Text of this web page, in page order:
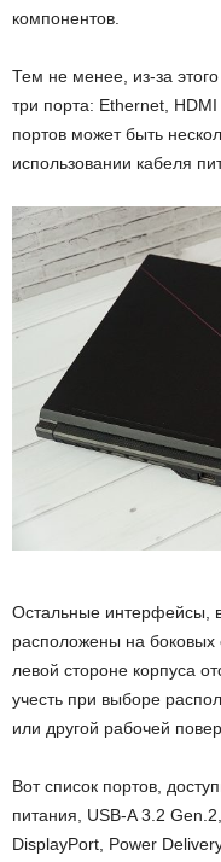
компонентов.
Тем не менее, из-за
три порта: Ethernet,
портов может быть
использовании кабеля
Остальные интерфейсы,
расположены на боковых
левой стороне корпуса
учесть при выборе
или другой рабочей
Вот список портов,
питания, USB-A 3.2
DisplayPort, Power